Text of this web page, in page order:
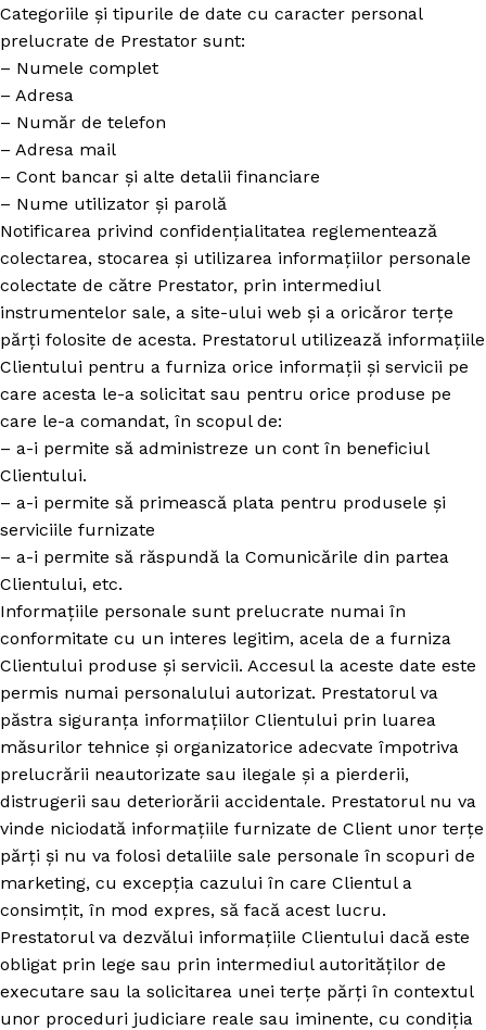
Categoriile și tipurile de date cu caracter personal
prelucrate de Prestator sunt:
– Numele complet
– Adresa
– Număr de telefon
– Adresa mail
– Cont bancar și alte detalii financiare
– Nume utilizator și parolă
Notificarea privind confidențialitatea reglementează
colectarea, stocarea și utilizarea informațiilor personale
colectate de către Prestator, prin intermediul
instrumentelor sale, a site-ului web și a oricăror terțe
părți folosite de acesta. Prestatorul utilizează informațiile
Clientului pentru a furniza orice informații și servicii pe
care acesta le-a solicitat sau pentru orice produse pe
care le-a comandat, în scopul de:
– a-i permite să administreze un cont în beneficiul
Clientului.
– a-i permite să primească plata pentru produsele și
serviciile furnizate
– a-i permite să răspundă la Comunicările din partea
Clientului, etc.
Informațiile personale sunt prelucrate numai în
conformitate cu un interes legitim, acela de a furniza
Clientului produse și servicii. Accesul la aceste date este
permis numai personalului autorizat. Prestatorul va
păstra siguranța informațiilor Clientului prin luarea
măsurilor tehnice și organizatorice adecvate împotriva
prelucrării neautorizate sau ilegale și a pierderii,
distrugerii sau deteriorării accidentale. Prestatorul nu va
vinde niciodată informațiile furnizate de Client unor terțe
părți și nu va folosi detaliile sale personale în scopuri de
marketing, cu excepția cazului în care Clientul a
consimțit, în mod expres, să facă acest lucru.
Prestatorul va dezvălui informațiile Clientului dacă este
obligat prin lege sau prin intermediul autorităților de
executare sau la solicitarea unei terțe părți în contextul
unor proceduri judiciare reale sau iminente, cu condiția